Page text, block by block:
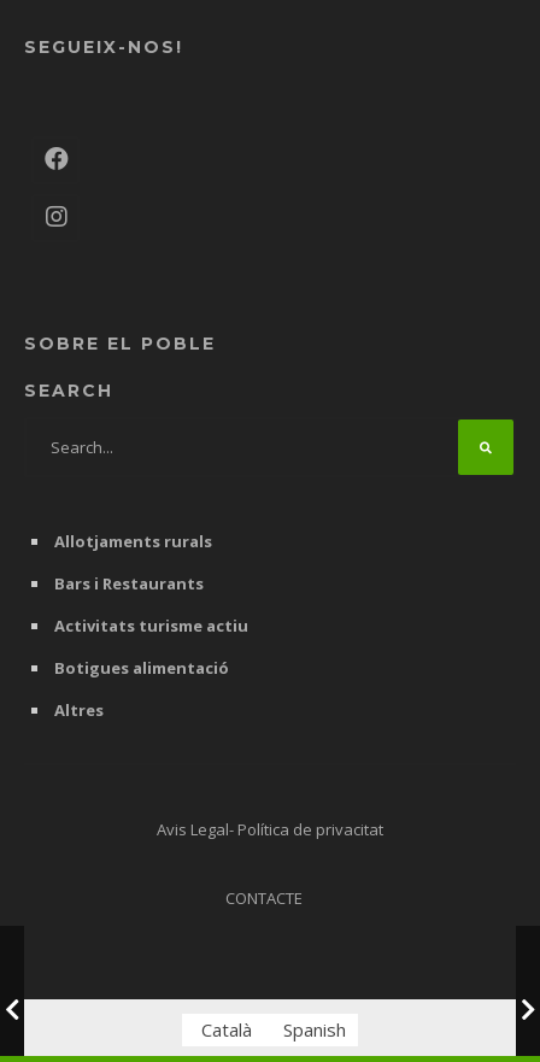
SEGUEIX-NOS!
SOBRE EL POBLE
SEARCH
Allotjaments rurals
Bars i Restaurants
Activitats turisme actiu
Botigues alimentació
Altres
Avis Legal- Política de privacitat
CONTACTE
Català Spanish